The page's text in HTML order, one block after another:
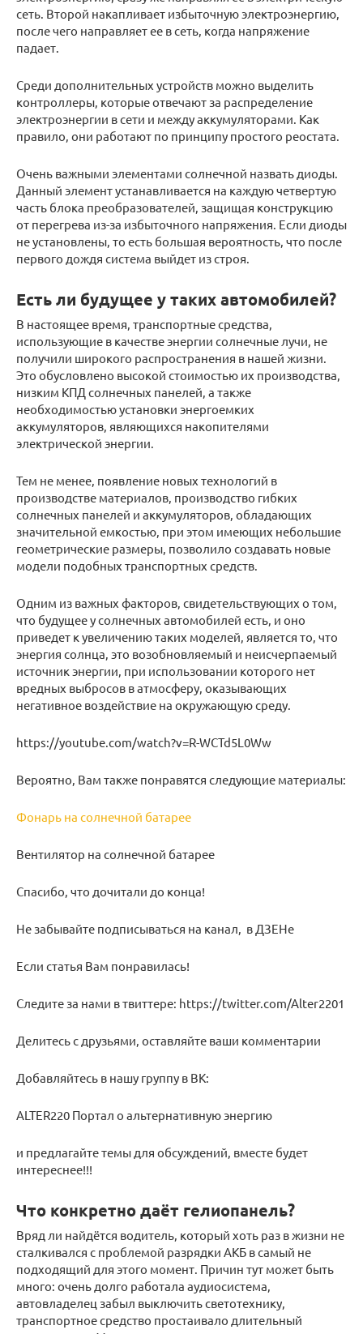
сеть. Второй накапливает избыточную электроэнергию,
после чего направляет ее в сеть, когда напряжение
падает.
Среди дополнительных устройств можно выделить
контроллеры, которые отвечают за распределение
электроэнергии в сети и между аккумуляторами. Как
правило, они работают по принципу простого реостата.
Очень важными элементами солнечной назвать диоды.
Данный элемент устанавливается на каждую четвертую
часть блока преобразователей, защищая конструкцию
от перегрева из-за избыточного напряжения. Если диоды
не установлены, то есть большая вероятность, что после
первого дождя система выйдет из строя.
Есть ли будущее у таких автомобилей?
В настоящее время, транспортные средства,
использующие в качестве энергии солнечные лучи, не
получили широкого распространения в нашей жизни.
Это обусловлено высокой стоимостью их производства,
низким КПД солнечных панелей, а также
необходимостью установки энергоемких
аккумуляторов, являющихся накопителями
электрической энергии.
Тем не менее, появление новых технологий в
производстве материалов, производство гибких
солнечных панелей и аккумуляторов, обладающих
значительной емкостью, при этом имеющих небольшие
геометрические размеры, позволило создавать новые
модели подобных транспортных средств.
Одним из важных факторов, свидетельствующих о том,
что будущее у солнечных автомобилей есть, и оно
приведет к увеличению таких моделей, является то, что
энергия солнца, это возобновляемый и неисчерпаемый
источник энергии, при использовании которого нет
вредных выбросов в атмосферу, оказывающих
негативное воздействие на окружающую среду.
https://youtube.com/watch?v=R-WCTd5L0Ww
Вероятно, Вам также понравятся следующие материалы:
Фонарь на солнечной батарее
Вентилятор на солнечной батарее
Спасибо, что дочитали до конца!
Не забывайте подписываться на канал, в ДЗЕНе
Если статья Вам понравилась!
Следите за нами в твиттере: https://twitter.com/Alter2201
Делитесь с друзьями, оставляйте ваши комментарии
Добавляйтесь в нашу группу в ВК:
ALTER220 Портал о альтернативную энергию
и предлагайте темы для обсуждений, вместе будет
интереснее!!!
Что конкретно даёт гелиопанель?
Вряд ли найдётся водитель, который хоть раз в жизни не
сталкивался с проблемой разрядки АКБ в самый не
подходящий для этого момент. Причин тут может быть
много: очень долго работала аудиосистема,
автовладелец забыл выключить светотехнику,
транспортное средство простаивало длительный